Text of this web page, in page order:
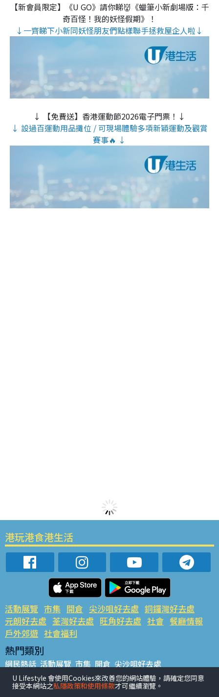
【新會員限定】《U GO》請你睇👹《蠟筆小新劇場版：千
奇百怪！我的妖怪假期》！
↓一齊睇下小新同妖怪朋友們點樣聯手拯救屋企人啦↓
↓ 【免費送】香港運動節2026電子門票！↓
↓ 設過百運動用品攤位 / 可現場體驗多項新穎運動及觀賞
賽事🔥 ↓
港玩港食港生活
活動展覽 市集 開倉 尖沙咀好去處 銅鑼灣好去處
元朗好去處 荃灣好去處 旺角好去處 社會 餐廳情報
戶外郊遊 社會福利
熱門類別
網民熱話 活動展覽 市集 開倉 尖沙咀好去處
銅鑼灣好去處 元朗好去處 荃灣好去處 旺角好去處 社會
餐廳情報 戶外郊遊
U Lifestyle 會使用Cookies來改善您的網站體驗，請確定您同意
接受本網站之私隱政策和使用條款才可繼續瀏覽。